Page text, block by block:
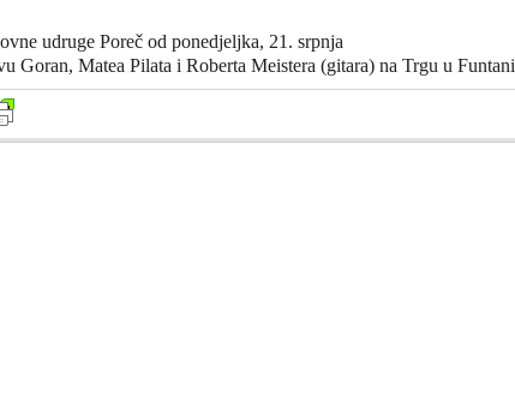
udruge Poreč od ponedjeljka, 21. srpnja
Goran, Matea Pilata i Roberta Meistera (gitara) na Trgu u Funtani